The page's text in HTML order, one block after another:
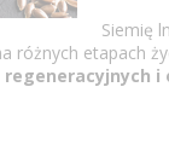
Siemię
różnych etapach
i